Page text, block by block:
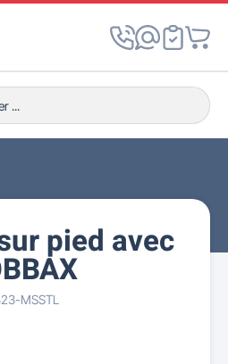
pied avec
MSSTL